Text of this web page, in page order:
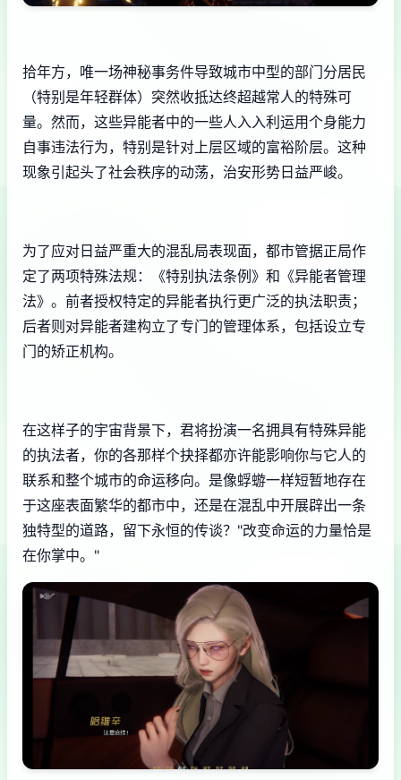
拾年方，唯一场神秘事务件导致城市中型的部门分居民
（特别是年轻群体）突然收抵达终超越常人的特殊可
量。然而，这些异能者中的一些人入入利运用个身能力
自事违法行为，特别是针对上层区域的富裕阶层。这种
现象引起头了社会秩序的动荡，治安形势日益严峻。
为了应对日益严重大的混乱局表现面，都市管据正局作
定了两项特殊法规：《特别执法条例》和《异能者管理
法》。前者授权特定的异能者执行更广泛的执法职责；
后者则对异能者建构立了专门的管理体系，包括设立专
门的矫正机构。
在这样子的宇宙背景下，君将扮演一名拥具有特殊异能
的执法者，你的各那样个抉择都亦许能影响你与它人的
联系和整个城市的命运移向。是像蜉蝣一样短暂地存在
于这座表面繁华的都市中，还是在混乱中开展辟出一条
独特型的道路，留下永恒的传谈？"改变命运的力量恰是
在你掌中。"